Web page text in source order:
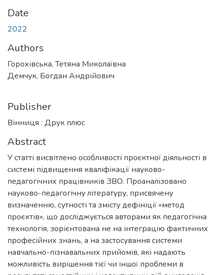
Date
2022
Authors
Горохівська, Тетяна Миколаївна
Демчук, Богдан Андрійович
Publisher
Вінниця : Друк плюс
Abstract
У статті висвітлено особливості проєктної діяльності в
системі підвищення кваліфікації науково-
педагогічних працівників ЗВО. Проаналізовано
науково-педагогічну літературу, присвячену
визначенню, сутності та змісту дефініції «метод
проєктів», що досліджується авторами як педагогічна
технологія, зорієнтована не на інтеграцію фактичних
професійних знань, а на застосування системи
навчально-пізнавальних прийомів, які надають
можливість вирішення тієї чи іншої проблеми в